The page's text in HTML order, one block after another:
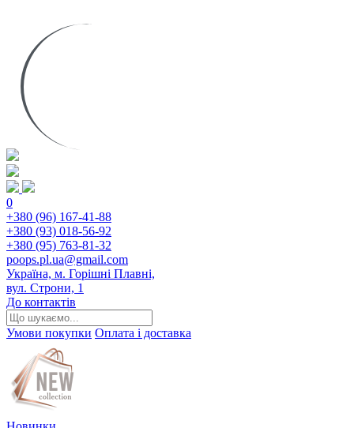
0
+380 (96) 167-41-88
+380 (93) 018-56-92
+380 (95) 763-81-32
poops.pl.ua@gmail.com
Україна, м. Горішні Плавні,
вул. Строни, 1
До контактів
Умови покупки Оплата і доставка